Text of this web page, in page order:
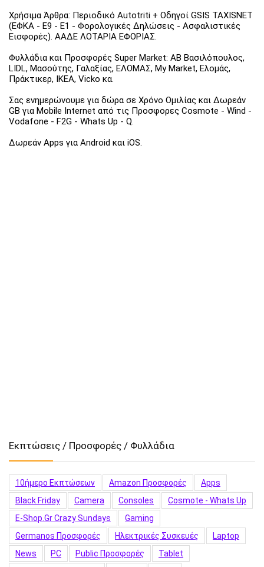
Χρήσιμα Άρθρα: Περιοδικό Autotriti + Οδηγοί GSIS TAXISNET
(ΕΦΚΑ - Ε9 - Ε1 - Φορολογικές Δηλώσεις - Ασφαλιστικές
Εισφορές). ΑΑΔΕ ΛΟΤΑΡΙΑ ΕΦΟΡΙΑΣ.
Φυλλάδια και Προσφορές Super Market: ΑΒ Βασιλόπουλος,
LIDL, Μασούτης, Γαλαξίας, ΕΛΟΜΑΣ, My Market, Ελομάς,
Πράκτικερ, ΙΚΕΑ, Vicko κα.
Σας ενημερώνουμε για δώρα σε Χρόνο Ομιλίας και Δωρεάν
GB για Mobile Internet από τις Προσφορες Cosmote - Wind -
Vodafone - F2G - Whats Up - Q.
Δωρεάν Apps για Android και iOS.
Εκπτώσεις / Προσφορές / Φυλλάδια
10ήμερο Εκπτώσεων Amazon Προσφορές
Apps
Black Friday
Camera Consoles
Cosmote - Whats Up
E-Shop.gr Crazy Sundays
Gaming
Germanos Προσφορές
Hλεκτρικές Συσκευές
Laptop
News
PC Public Προσφορές
Tablet